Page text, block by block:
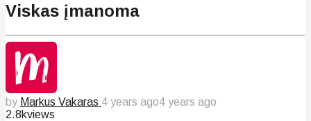
Viskas įmanoma
by Markus Vakaras 4 years ago4 years ago
2.8kviews